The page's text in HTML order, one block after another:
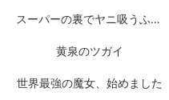
スーパーの裏でヤニ吸うふたり
黄泉のツガイ
世界最強の魔女、始めました